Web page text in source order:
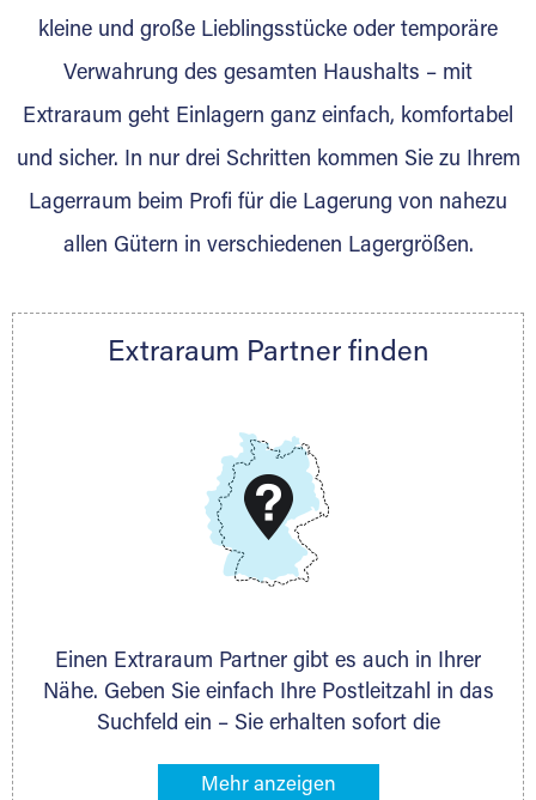
DAS SIND WIR
Umzüge durchführt. Ob Privatpersonen oder
gewerbliche Kunden, wir unterstützen Sie. Ein
Rücksicht auf individuelle Kundenwünsche
DAS KÖNNEN WIR
Wir können Ihnen nach Ihrem Platzbedarf und dem
Lagerlösungen sind möglich.
kleine und große Lieblingsstücke oder temporäre
Verwahrung des gesamten Haushalts – mit
Extraraum geht Einlagern ganz einfach, komfortabel
und sicher. In nur drei Schritten kommen Sie zu Ihrem
Lagerraum beim Profi für die Lagerung von nahezu
allen Gütern in verschiedenen Lagergrößen.
Extraraum Partner finden
Einen Extraraum Partner gibt es auch in Ihrer
Nähe. Geben Sie einfach Ihre Postleitzahl in das
Suchfeld ein – Sie erhalten sofort die
Lagermöglichkeiten in Ihrer Nähe. An zahlreichen